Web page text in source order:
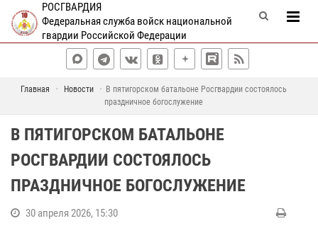
РОСГВАРДИЯ
Федеральная служба войск национальной
гвардии Российской Федерации
Главная Новости
В пятигорском батальоне Росгвардии состоялось
праздничное богослужение
В ПЯТИГОРСКОМ БАТАЛЬОНЕ
РОСГВАРДИИ СОСТОЯЛОСЬ
ПРАЗДНИЧНОЕ БОГОСЛУЖЕНИЕ
30 апреля 2026, 15:30